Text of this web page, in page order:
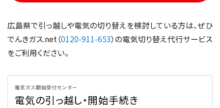
広島県で引っ越しや電気の切り替えを検討している方は、ぜひ
でんきガス.net（0120-911-653）の電気切り替え代行サービス
をご利用ください。
電気ガス開始受付センター
電気の引っ越し・開始手続き